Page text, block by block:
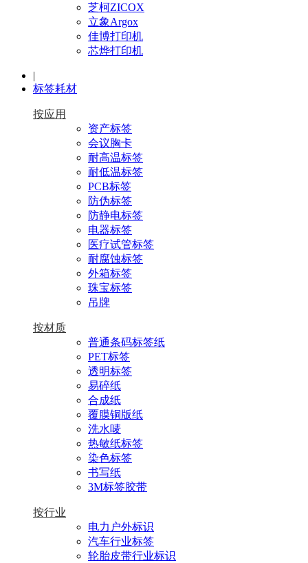
芝柯ZICOX
立象Argox
佳博打印机
芯烨打印机
|
标签耗材
按应用
资产标签
会议胸卡
耐高温标签
耐低温标签
PCB标签
防伪标签
防静电标签
电器标签
医疗试管标签
耐腐蚀标签
外箱标签
珠宝标签
吊牌
按材质
普通条码标签纸
PET标签
透明标签
易碎纸
合成纸
覆膜铜版纸
洗水唛
热敏纸标签
染色标签
书写纸
3M标签胶带
按行业
电力户外标识
汽车行业标签
轮胎皮带行业标识